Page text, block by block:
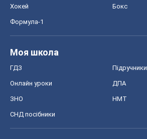
Хокей Бокс
Формула-1
Моя школа
ГДЗ Підручники
Онлайн уроки ДПА
ЗНО НМТ
СНД посібники